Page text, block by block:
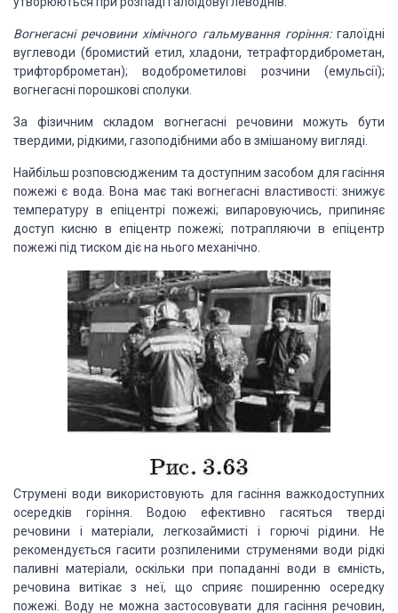
Вогнегасні речовини хімічного гальмування горіння:галоїдні
вуглеводи (бромистий етил, хладони, тетрафтордиброметан,
трифторброметан); водоброметилові розчини (емульсії);
вогнегасні порошкові сполуки.
За фізичним складом вогнегасні речовини можуть бути
твердими, рідкими, газоподібними або в змішаному вигляді.
Найбільш розповсюдженим та доступним засобом для гасіння
пожежі є вода. Вона має такі вогнегасні властивості: знижує
температуру в епіцентрі пожежі; випаровуючись, припиняє
доступ кисню в епіцентр пожежі; потрапляючи в епіцентр
пожежі під тиском діє на нього механічно.
Струмені води використовують для гасіння важкодоступних
осередків горіння. Водою ефективно гасяться тверді
речовини і матеріали, легкозаймисті і горючі рідини. Не
рекомендується гасити розпиленими струменями води рідкі
паливні матеріали, оскільки при попаданні води в ємність,
речовина витікає з неї, що сприяє поширенню осередку
пожежі. Воду не можна застосовувати для гасіння речовин,